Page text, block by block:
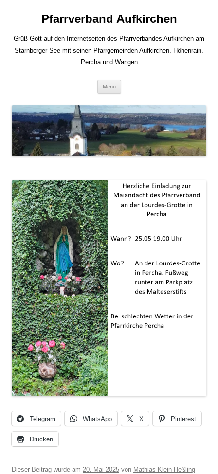
Pfarrverband Aufkirchen
Grüß Gott auf den Internetseiten des Pfarrverbandes Aufkirchen am
Starnberger See mit seinen Pfarrgemeinden Aufkirchen, Höhenrain,
Percha und Wangen
Menü
Telegram WhatsApp X Pinterest
Drucken
Dieser Beitrag wurde am 20. Mai 2025 von Mathias Klein-Heßling